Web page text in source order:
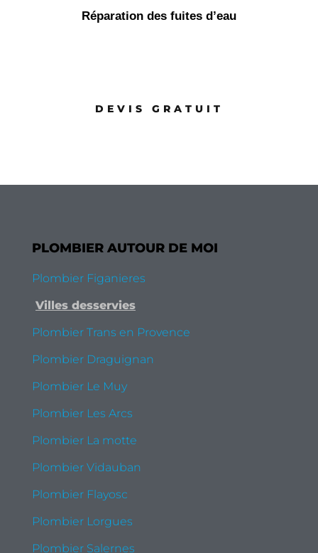
Réparation des fuites d’eau
DEVIS GRATUIT
PLOMBIER AUTOUR DE MOI
Plombier Figanieres
Villes desservies
Plombier Trans en Provence
Plombier Draguignan
Plombier Le Muy
Plombier Les Arcs
Plombier La motte
Plombier Vidauban
Plombier Flayosc
Plombier Lorgues
Plombier Salernes